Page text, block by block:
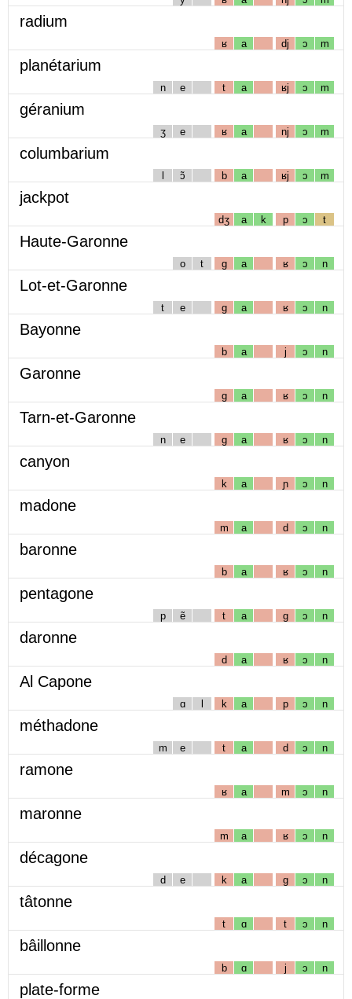
radium
ʁ a dj ɔ m
planétarium
n e t a ʁj ɔ m
géranium
ʒ e ʁ a nj ɔ m
columbarium
l ɔ̃ b a ʁj ɔ m
jackpot
dʒ a k p ɔ t
Haute-Garonne
o t g a ʁ ɔ n
Lot-et-Garonne
t e g a ʁ ɔ n
Bayonne
b a j ɔ n
Garonne
g a ʁ ɔ n
Tarn-et-Garonne
n e g a ʁ ɔ n
canyon
k a ɲ ɔ n
madone
m a d ɔ n
baronne
b a ʁ ɔ n
pentagone
p ẽ t a g ɔ n
daronne
d a ʁ ɔ n
Al Capone
ɑ l k a p ɔ n
méthadone
m e t a d ɔ n
ramone
ʁ a m ɔ n
maronne
m a ʁ ɔ n
décagone
d e k a g ɔ n
tâtonne
t ɑ t ɔ n
bâillonne
b ɑ j ɔ n
plate-forme